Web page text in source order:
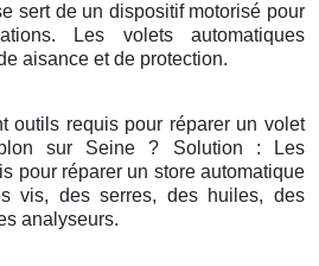
sert de un dispositif motorisé pour
Les volets automatiques
aisance et de protection.
outils requis pour réparer un volet
sur Seine ? Solution : Les
pour réparer un store automatique
vis, des serres, des huiles, des
analyseurs.